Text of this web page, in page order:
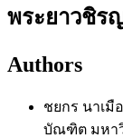
พระยาวชิร
Authors
ชยกร นาเมื
บัณฑิต มหา